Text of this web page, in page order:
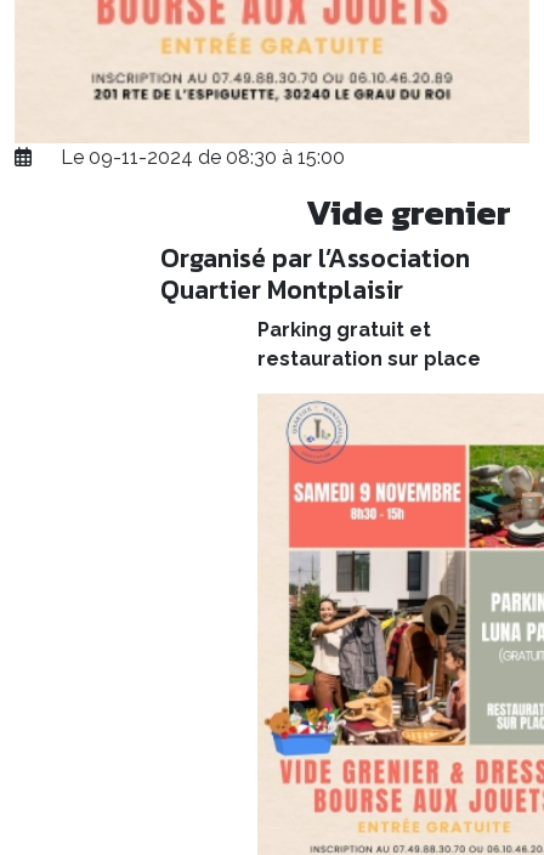
Le 09-11-2024 de 08:30 à 15:00
Vide grenier
Organisé par l’Association
Quartier Montplaisir
Parking gratuit et
restauration sur place